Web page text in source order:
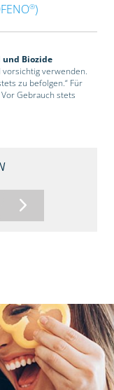
®)
Biozide
verwenden.
zu befolgen.“ Für
Gebrauch stets